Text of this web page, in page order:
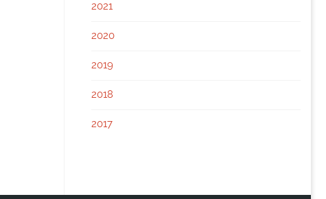
2021
2020
2019
2018
2017